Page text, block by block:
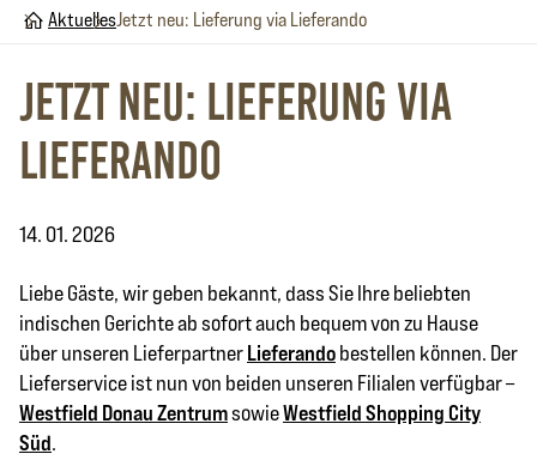
Home
AktuellesJetzt neu: Lieferung via Lieferando
Jetzt neu: Lieferung via
Lieferando
14. 01. 2026
Liebe Gäste, wir geben bekannt, dass Sie Ihre beliebten
indischen Gerichte ab sofort auch bequem von zu Hause
über unseren LieferpartnerLieferandobestellen können. Der
Lieferservice ist nun von beiden unseren Filialen verfügbar –
Westfield Donau ZentrumsowieWestfield Shopping City
Süd.